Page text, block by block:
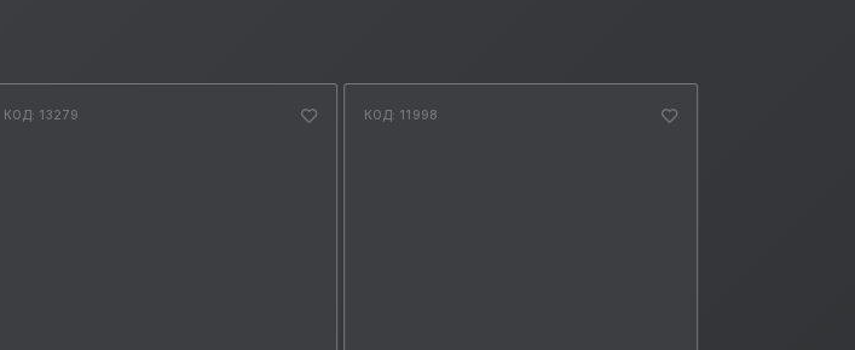
КОД: 13279 КОД: 11998